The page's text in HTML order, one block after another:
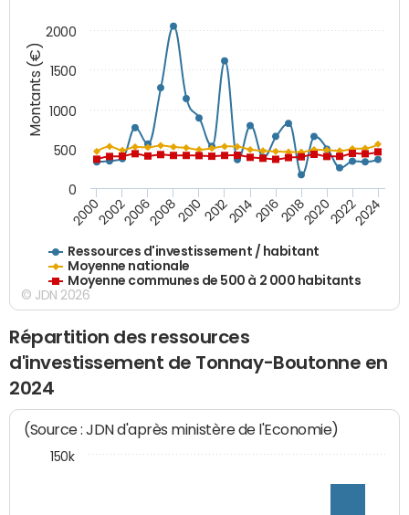
Montants (€)
Ressources d'investissement / habitant
Moyenne nationale
Moyenne communes de 500 à 2 000 habitants
200020022006200820102012201420162018202020222024
0
500
1000
1500
2000
© JDN 2026
Répartition des ressources
d'investissement de Tonnay-Boutonne en
2024
(Source : JDN d'après ministère de l'Economie)
150k